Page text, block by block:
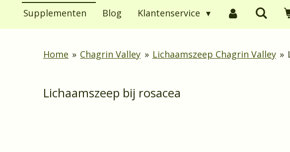
hoofdinhoud
Supplementen
Blog Klantenservice
Home » Chagrin Valley » Lichaamszeep Chagrin Valley »
Lichaamszeep bij rosacea